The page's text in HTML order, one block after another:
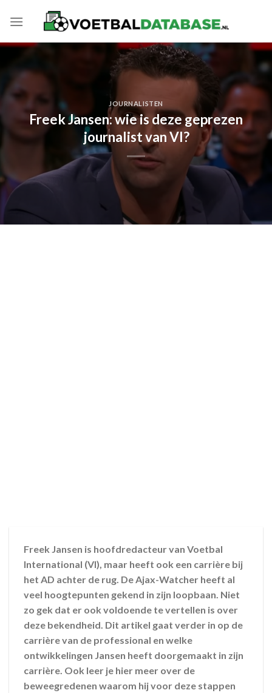
JOURNALISTEN
Freek Jansen: wie is deze geprezen
journalist van VI?
Freek Jansen is hoofdredacteur van Voetbal
International (VI), maar heeft ook een carrière bij
het AD achter de rug. De Ajax-Watcher heeft al
veel hoogtepunten gekend in zijn loopbaan. Niet
zo gek dat er ook voldoende te vertellen is over
deze bekendheid. Dit artikel gaat verder in op de
carrière van de professional en welke
ontwikkelingen Jansen heeft doorgemaakt in zijn
carrière. Ook leer je hier meer over de
beweegredenen waarom hij voor deze stappen